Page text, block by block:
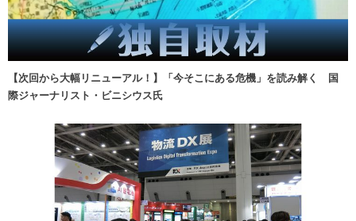
【次回から大幅リニューアル！】「今そこにある危機」を読み解く 国
際ジャーナリスト・ビニシウス氏